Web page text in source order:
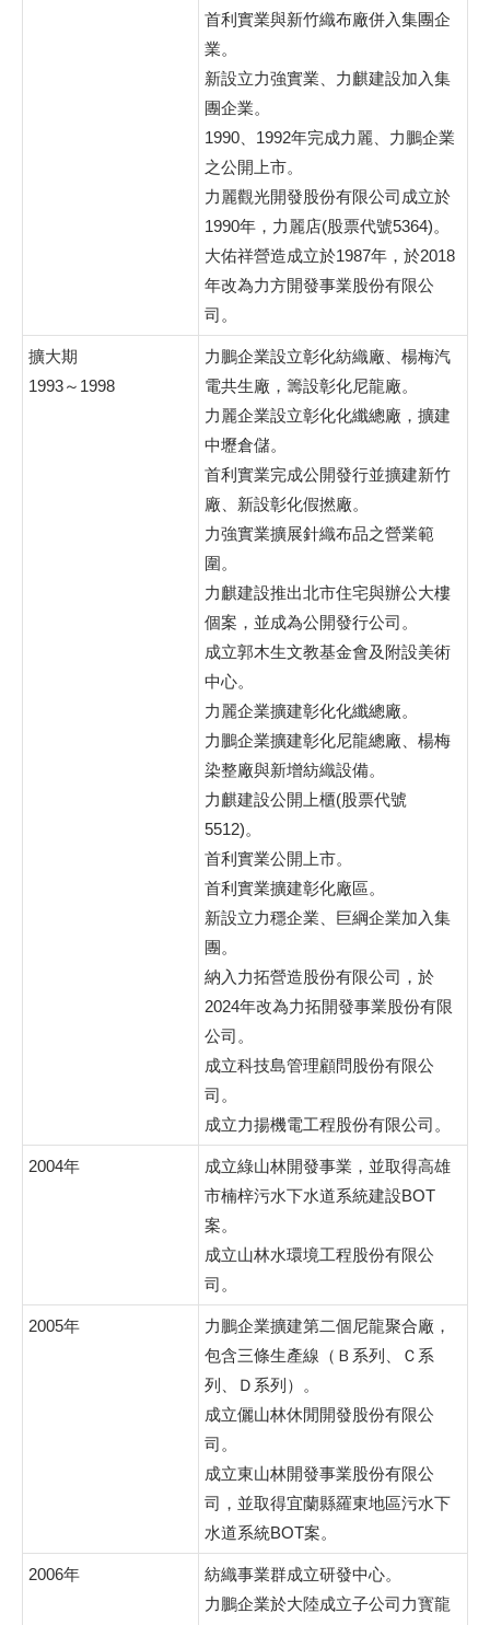
首利實業與新竹織布廠併入集團企
業。
新設立力強實業、力麒建設加入集
團企業。
1990、1992年完成力麗、力鵬企業
之公開上市。
力麗觀光開發股份有限公司成立於
1990年，力麗店(股票代號5364)。
大佑祥營造成立於1987年，於2018
年改為力方開發事業股份有限公
司。
擴大期
1993～1998
力鵬企業設立彰化紡織廠、楊梅汽
電共生廠，籌設彰化尼龍廠。
力麗企業設立彰化化纖總廠，擴建
中壢倉儲。
首利實業完成公開發行並擴建新竹
廠、新設彰化假撚廠。
力強實業擴展針織布品之營業範
圍。
力麒建設推出北市住宅與辦公大樓
個案，並成為公開發行公司。
成立郭木生文教基金會及附設美術
中心。
力麗企業擴建彰化化纖總廠。
力鵬企業擴建彰化尼龍總廠、楊梅
染整廠與新增紡織設備。
力麒建設公開上櫃(股票代號
5512)。
首利實業公開上市。
首利實業擴建彰化廠區。
新設立力穩企業、巨綱企業加入集
團。
納入力拓營造股份有限公司，於
2024年改為力拓開發事業股份有限
公司。
成立科技島管理顧問股份有限公
司。
成立力揚機電工程股份有限公司。
2004年
成立綠山林開發事業，並取得高雄
市楠梓污水下水道系統建設BOT
案。
成立山林水環境工程股份有限公
司。
2005年
力鵬企業擴建第二個尼龍聚合廠，
包含三條生產線（Ｂ系列、Ｃ系
列、Ｄ系列）。
成立儷山林休閒開發股份有限公
司。
成立東山林開發事業股份有限公
司，並取得宜蘭縣羅東地區污水下
水道系統BOT案。
2006年
紡織事業群成立研發中心。
力鵬企業於大陸成立子公司力寳龍